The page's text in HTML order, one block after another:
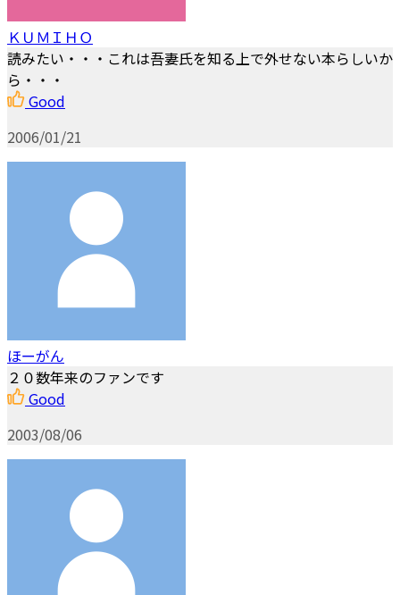
ＫＵＭＩＨＯ
読みたい・・・これは吾妻氏を知る上で外せない本らしいか
ら・・・
Good
2006/01/21
ほーがん
２０数年来のファンです
Good
2003/08/06